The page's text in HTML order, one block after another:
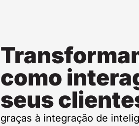
como
seus
graças à integração de